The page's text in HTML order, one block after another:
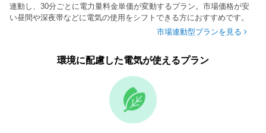
連動し、30分ごとに電力量料金単価が変動するプラン。市場価格が安
い昼間や深夜帯などに電気の使用をシフトできる方におすすめです。
市場連動型プランを見る
環境に配慮した電気が使えるプラン